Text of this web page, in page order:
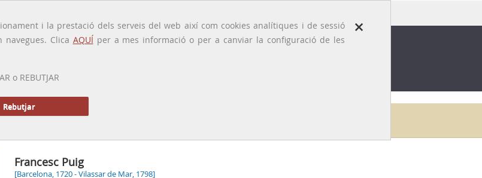
×
i la prestació dels serveis del web així com cookies analítiques i de sessió
Clica AQUÍper a mes informació o per a canviar la configuració de les
o REBUTJAR
Rebutjar
GALERIA
Francesc Puig
[Barcelona, 1720 - Vilassar de Mar, 1798]